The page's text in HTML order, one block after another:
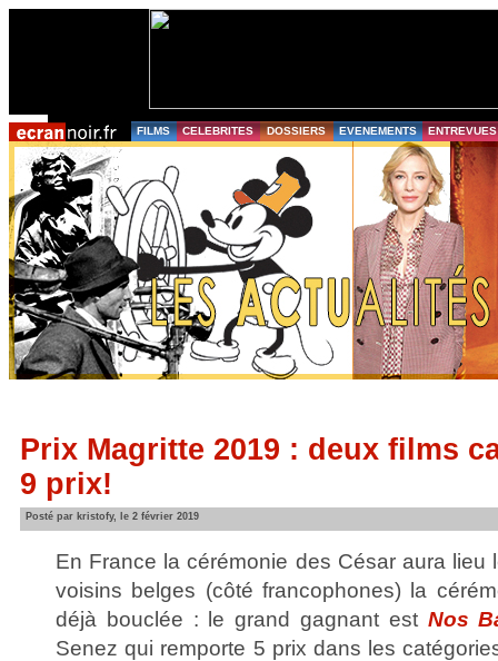
FILMS CELEBRITES DOSSIERS EVENEMENTS ENTREVUES
Prix Magritte 2019 : deux films
9 prix!
Posté par kristofy, le 2 février 2019
En France la cérémonie des César aura lieu
voisins belges (côté francophones) la
déjà bouclée : le grand gagnant est Nos
Senez qui remporte 5 prix dans les